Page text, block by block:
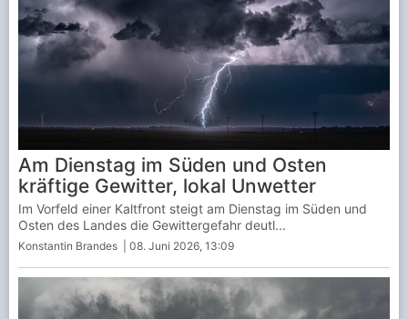
Am Dienstag im Süden und Osten
kräftige Gewitter, lokal Unwetter
Konstantin Brandes | 08. Juni 2026, 13:09
Im Vorfeld einer Kaltfront steigt am Dienstag im Süden und
Osten des Landes die Gewittergefahr deutl...